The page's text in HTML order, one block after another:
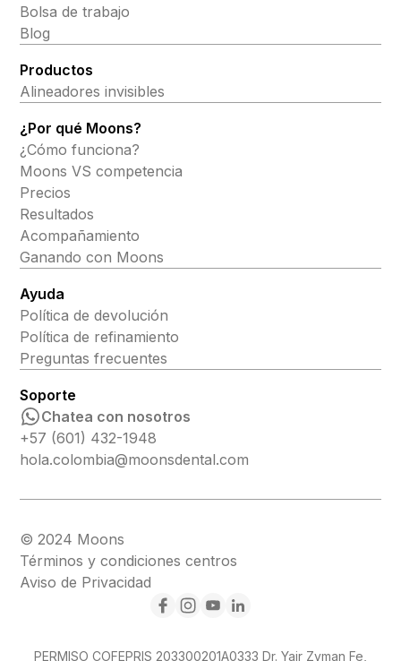
Bolsa de trabajo
Blog
Productos
Alineadores invisibles
¿Por qué Moons?
¿Cómo funciona?
Moons VS competencia
Precios
Resultados
Acompañamiento
Ganando con Moons
Ayuda
Política de devolución
Política de refinamiento
Preguntas frecuentes
Soporte
Chatea con nosotros
+57 (601) 432-1948
hola.colombia@moonsdental.com
© 2024 Moons
Términos y condiciones centros
Aviso de Privacidad
PERMISO COFEPRIS 203300201A0333 Dr. Yair Zyman Fe,